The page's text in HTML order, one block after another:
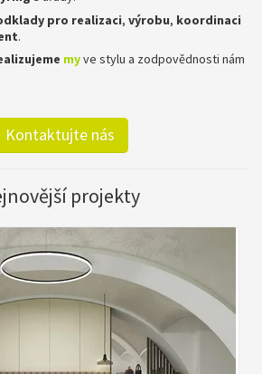
pro realizaci, výrobu, koordinaci
.
myve stylu a zodpovědnosti nám
Kontaktujte nás
projekty